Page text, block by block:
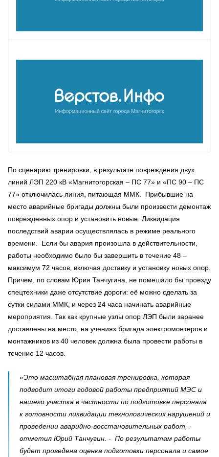
По сценарию тренировки, в результате повреждения двух
линий ЛЭП 220 кВ «Магнитогорская – ПС 77» и «ПС 90 – ПС
77» отключилась линия, питающая ММК. Прибывшие на
место аварийные бригады должны были произвести демонтаж
поврежденных опор и установить новые. Ликвидация
последствий аварии осуществлялась в режиме реального
времени. Если бы авария произошла в действительности,
работы необходимо было бы завершить в течение 48 –
максимум 72 часов, включая доставку и установку новых опор.
Причем, по словам Юрия Танчугина, не помешало бы проезду
спецтехники даже отсутствие дороги: её можно сделать за
сутки силами ММК, и через 24 часа начинать аварийные
мероприятия. Так как крупные узлы опор ЛЭП были заранее
доставлены на место, на учениях бригада электромонтеров и
монтажников из 40 человек должна была провести работы в
течение 12 часов.
«Это масштабная плановая тренировка, которая
подводит итоги годовой работы предприятий МЭС и
нашего участка в частности по подготовке персонала
к готовности ликвидации технологических нарушений и
проведении аварийно-восстановительных работ, -
отметил Юрий Танчугин. - По результатам работы
будет проведена оценка подготовки персонала и самое